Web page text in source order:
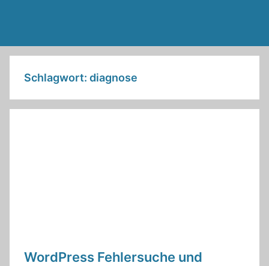
Schlagwort: diagnose
WordPress Fehlersuche und